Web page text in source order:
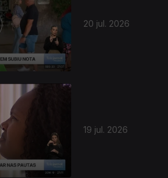
20 jul. 2026
19 jul. 2026